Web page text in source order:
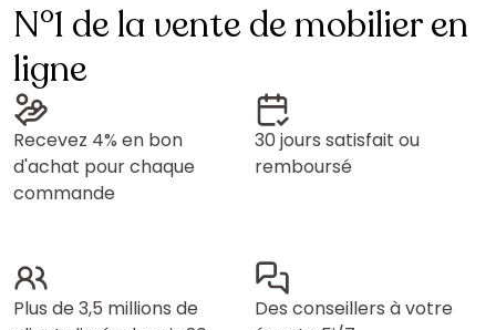
N°1 de la vente de mobilier en
ligne
Recevez 4% en bon
d'achat pour chaque
commande
30 jours satisfait ou
remboursé
Plus de 3,5 millions de
Des conseillers à votre